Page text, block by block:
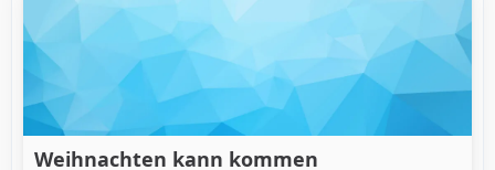
Weihnachten kann kommen